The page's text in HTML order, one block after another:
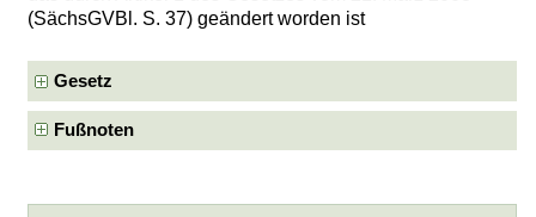
(SächsGVBl. S. 37) geändert worden ist
Gesetz
Fußnoten